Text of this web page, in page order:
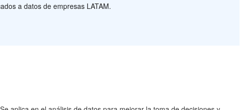
a datos de empresas LATAM.